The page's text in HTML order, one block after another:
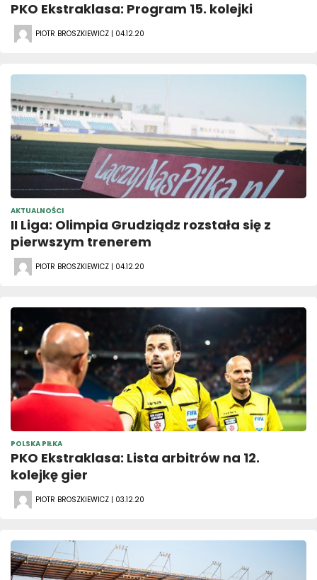
PKO Ekstraklasa: Program 15. kolejki
PIOTR BROSZKIEWICZ | 04.12.20
AKTUALNOŚCI
II Liga: Olimpia Grudziądz rozstała się z
pierwszym trenerem
PIOTR BROSZKIEWICZ | 04.12.20
POLSKA PIŁKA
PKO Ekstraklasa: Lista arbitrów na 12.
kolejkę gier
PIOTR BROSZKIEWICZ | 03.12.20